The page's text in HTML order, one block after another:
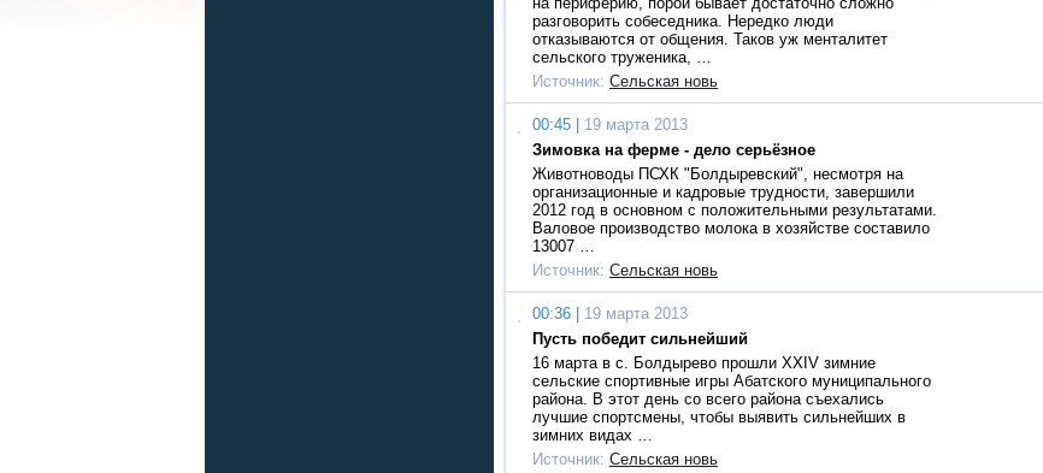
разговорить собеседника. Нередко люди
отказываются от общения. Таков уж менталитет
сельского труженика, …
Источник: Сельская новь
00:45 |
19 марта 2013
Зимовка на ферме - дело серьёзное
Животноводы ПСХК "Болдыревский", несмотря на
организационные и кадровые трудности, завершили
2012 год в основном с положительными результатами.
Валовое производство молока в хозяйстве составило
13007 …
Источник: Сельская новь
00:36 |
19 марта 2013
Пусть победит сильнейший
16 марта в с. Болдырево прошли XXIV зимние
сельские спортивные игры Абатского муниципального
района. В этот день со всего района съехались
лучшие спортсмены, чтобы выявить сильнейших в
зимних видах …
Источник: Сельская новь